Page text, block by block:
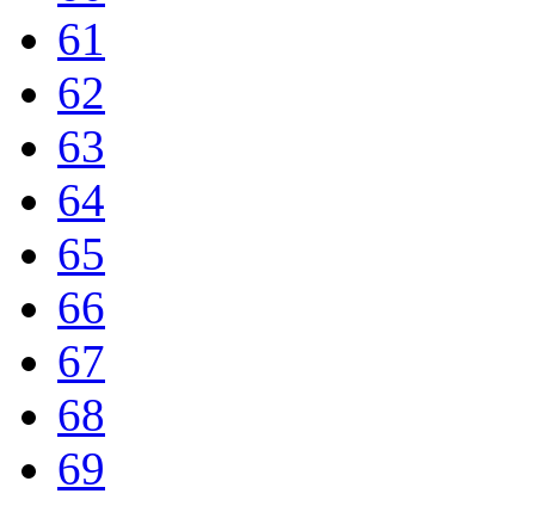
61
62
63
64
65
66
67
68
69